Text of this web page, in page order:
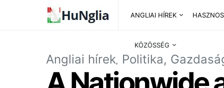
ANGLIAI HÍREK
KÖZÖSSÉG
Angliai hírek Politika,